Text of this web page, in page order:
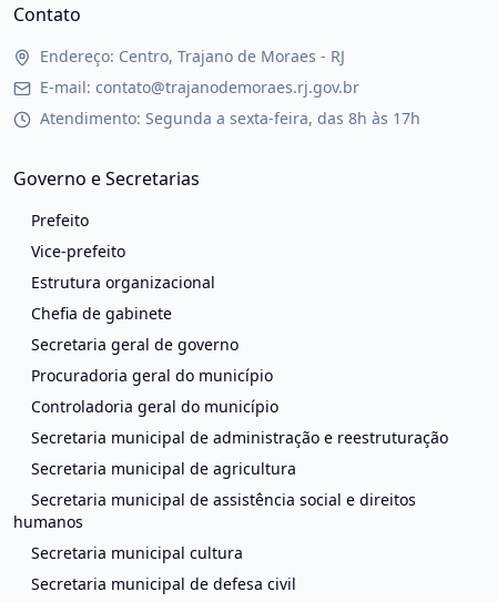
Contato
Endereço: Centro, Trajano de Moraes - RJ
E-mail: contato@trajanodemoraes.rj.gov.br
Atendimento: Segunda a sexta-feira, das 8h às 17h
Governo e Secretarias
Prefeito
Vice-prefeito
Estrutura organizacional
Chefia de gabinete
Secretaria geral de governo
Procuradoria geral do município
Controladoria geral do município
Secretaria municipal de administração e reestruturação
Secretaria municipal de agricultura
Secretaria municipal de assistência social e direitos
humanos
Secretaria municipal cultura
Secretaria municipal de defesa civil